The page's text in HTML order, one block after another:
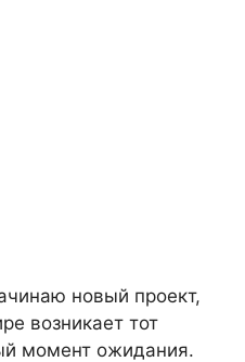
новый проект,
возникает тот
момент ожидания.